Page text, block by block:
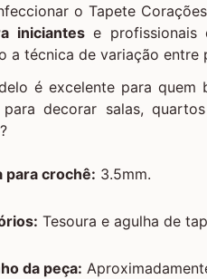
o Tapete
iniciantese profissionais
a técnica de variação entre
é excelente para quem
decorar salas,
para crochê: 3.5mm.
Tesoura e agulha de
da peça: